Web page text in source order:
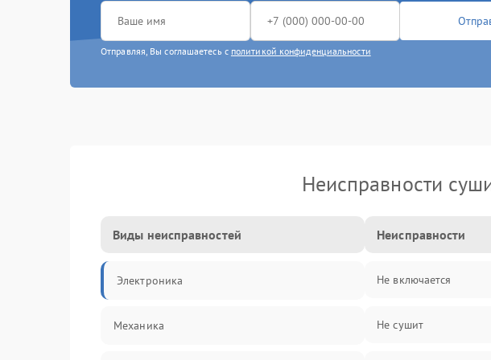
Отправляя, Вы соглашаетесь с политикой конфиденциальности
Неисправности
Виды неисправностей
Электроника
Механика
Неисправности
Не включается
Не сушит